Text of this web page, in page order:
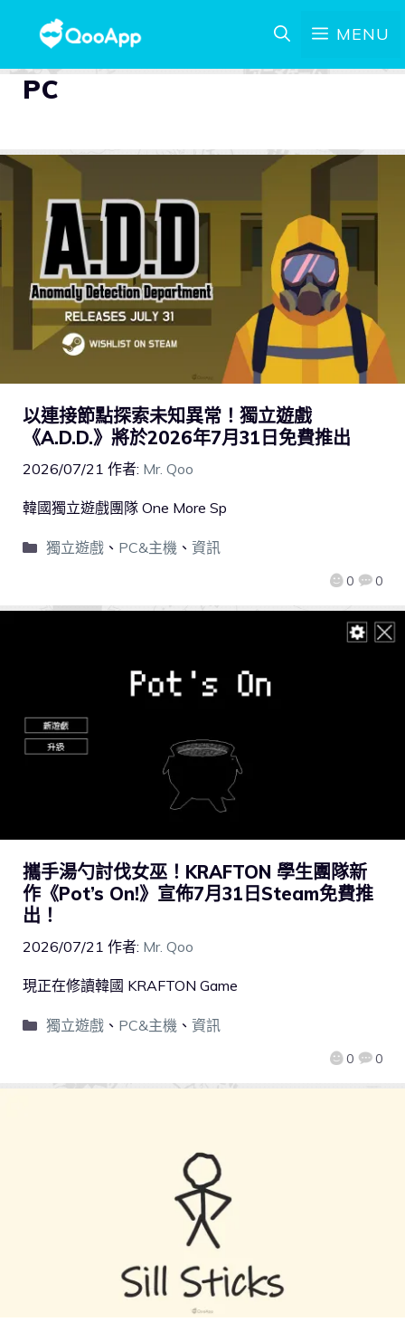
MENU
PC
以連接節點探索未知異常！獨立遊戲
《A.D.D.》將於2026年7月31日免費推出
2026/07/21 作者: Mr. Qoo
0 0
韓國獨立遊戲團隊 One More Sp
獨立遊戲、 PC&主機、 資訊
攜手湯勺討伐女巫！KRAFTON 學生團隊新
作《Pot’s On!》宣佈7月31日Steam免費推
出！
2026/07/21 作者: Mr. Qoo
0 0
現正在修讀韓國 KRAFTON Game
獨立遊戲、 PC&主機、 資訊